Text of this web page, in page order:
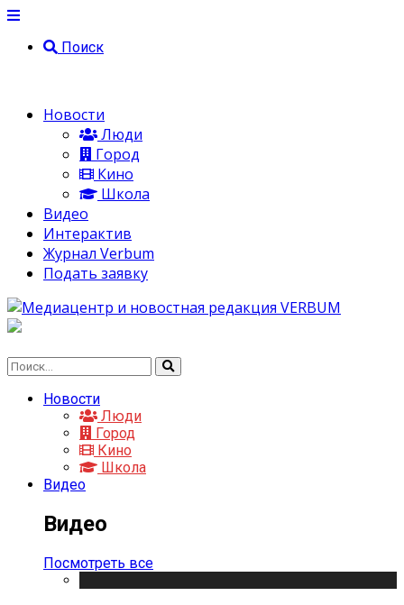
Поиск
Новости
Люди
Город
Кино
Школа
Видео
Интерактив
Журнал Verbum
Подать заявку
Новости
Люди
Город
Кино
Школа
Видео
Видео
Посмотреть все